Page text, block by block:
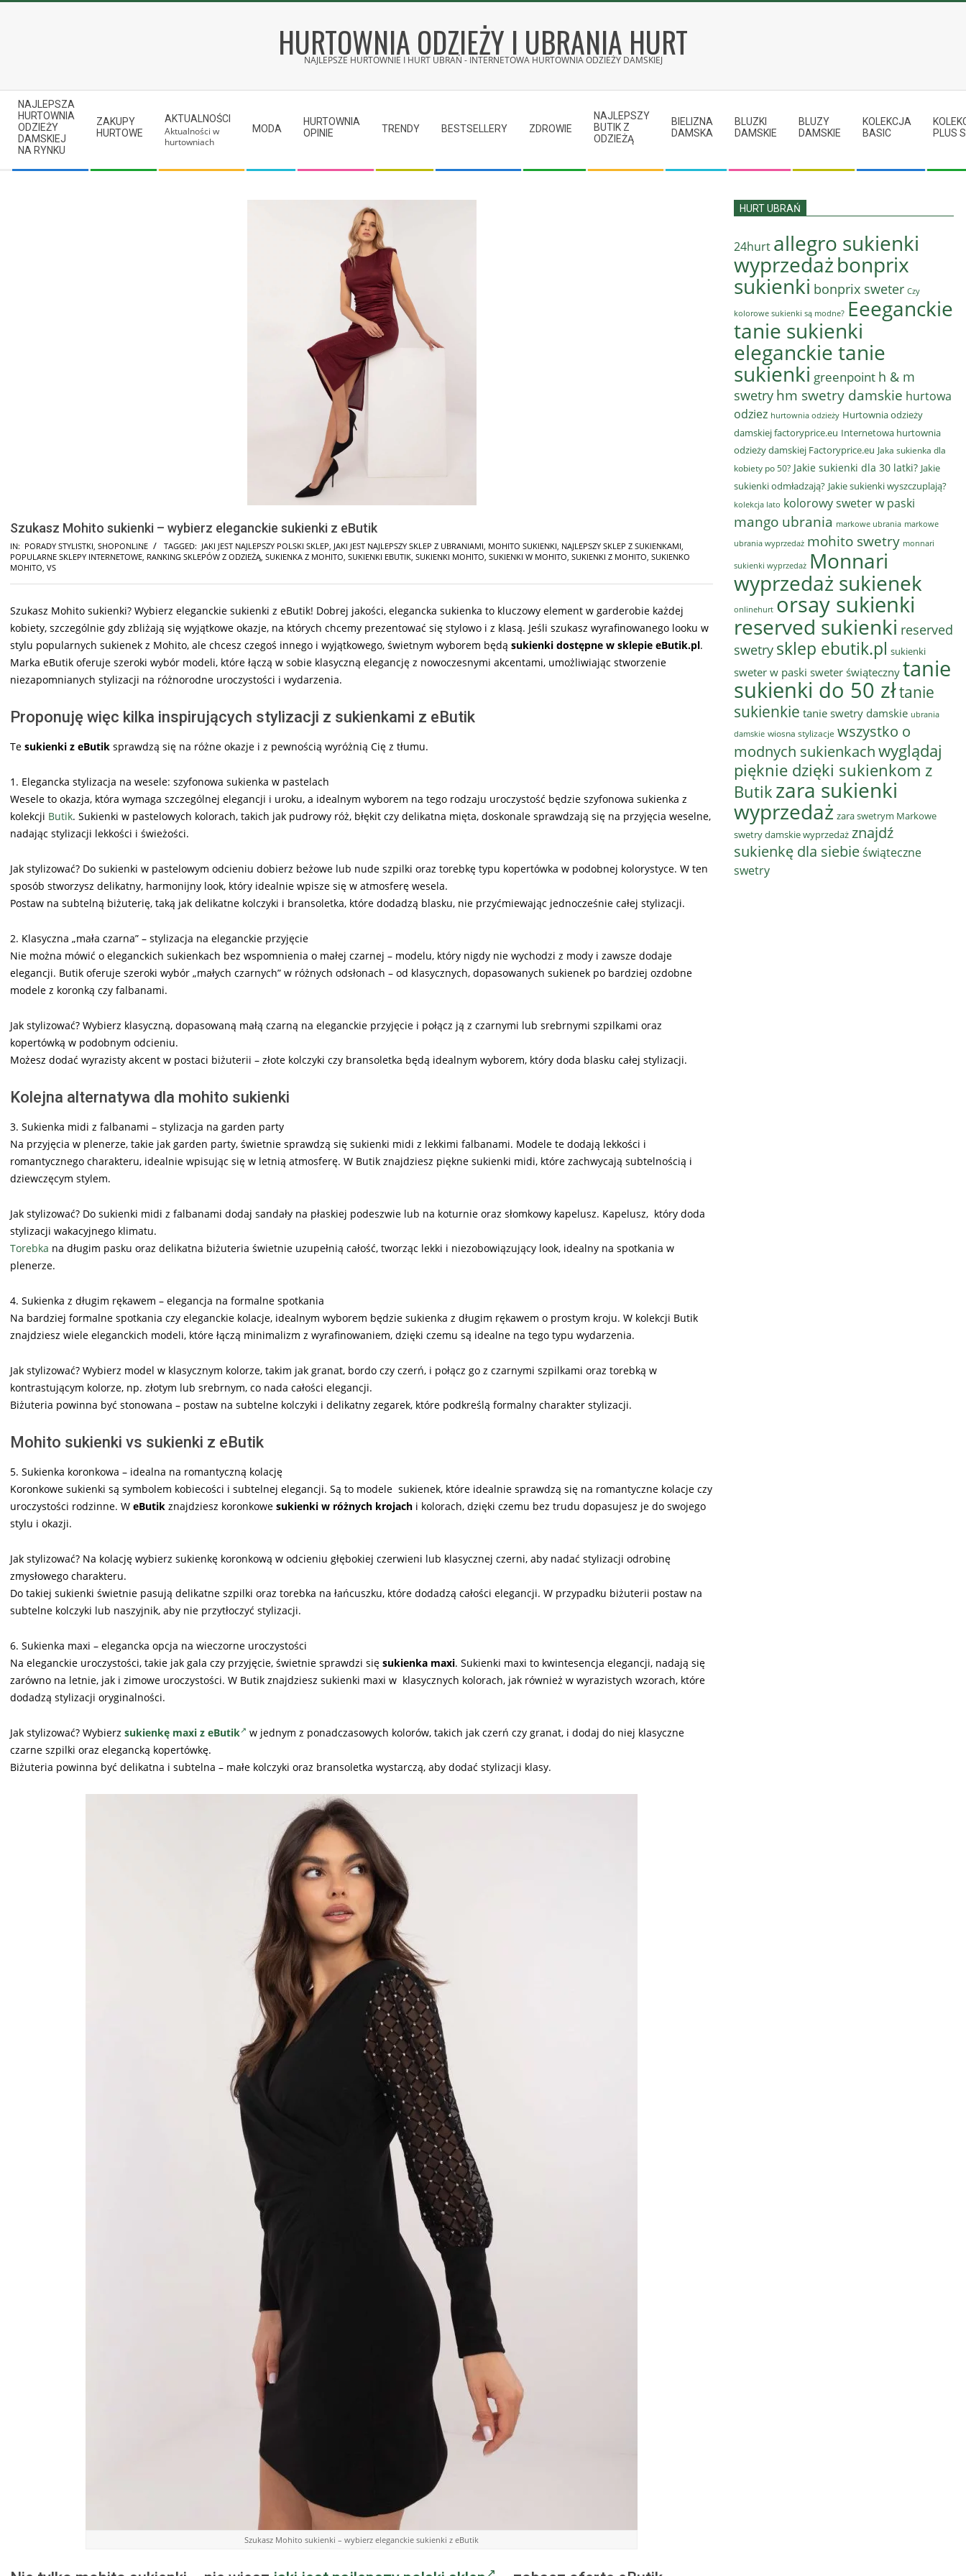
HURTOWNIA ODZIEŻY I UBRANIA HURT
NAJLEPSZE HURTOWNIE I HURT UBRAŃ - INTERNETOWA HURTOWNIA ODZIEŻY DAMSKIEJ
Secondary
Navigation
Menu
NAJLEPSZA
HURTOWNIA
ODZIEŻY
DAMSKIEJ
NA RYNKU
ZAKUPY
HURTOWE
AKTUALNOŚCI
Aktualności w
hurtowniach
MODA
HURTOWNIA
OPINIE
TRENDY BESTSELLERY ZDROWIE
NAJLEPSZY
BUTIK Z
ODZIEŻĄ
BIELIZNA
DAMSKA
BLUZKI
DAMSKIE
BLUZY
DAMSKIE
KOLEKCJA
BASIC
PLUS
Szukasz Mohito sukienki – wybierz eleganckie sukienki z eButik
IN: PORADY STYLISTKI, SHOPONLINE TAGGED: JAKI JEST NAJLEPSZY POLSKI SKLEP, JAKI JEST NAJLEPSZY SKLEP Z UBRANIAMI, MOHITO SUKIENKI, NAJLEPSZY SKLEP Z SUKIENKAMI,
POPULARNE SKLEPY INTERNETOWE, RANKING SKLEPÓW Z ODZIEŻĄ, SUKIENKA Z MOHITO, SUKIENKI EBUTIK, SUKIENKI MOHITO, SUKIENKI W MOHITO, SUKIENKI Z MOHITO, SUKIENKO
MOHITO, VS
Szukasz Mohito sukienki? Wybierz eleganckie sukienki z eButik! Dobrej jakości, elegancka sukienka to kluczowy element w garderobie każdej
kobiety, szczególnie gdy zbliżają się wyjątkowe okazje, na których chcemy prezentować się stylowo i z klasą. Jeśli szukasz wyrafinowanego looku w
stylu popularnych sukienek z Mohito, ale chcesz czegoś innego i wyjątkowego, świetnym wyborem będą sukienki dostępne w sklepie eButik.pl.
Marka eButik oferuje szeroki wybór modeli, które łączą w sobie klasyczną elegancję z nowoczesnymi akcentami, umożliwiając stworzenie
niezapomnianych stylizacji na różnorodne uroczystości i wydarzenia.
Proponuję więc kilka inspirujących stylizacji z sukienkami z eButik
Te sukienki z eButik sprawdzą się na różne okazje i z pewnością wyróżnią Cię z tłumu.
1. Elegancka stylizacja na wesele: szyfonowa sukienka w pastelach
Wesele to okazja, która wymaga szczególnej elegancji i uroku, a idealnym wyborem na tego rodzaju uroczystość będzie szyfonowa sukienka z
kolekcji Butik. Sukienki w pastelowych kolorach, takich jak pudrowy róż, błękit czy delikatna mięta, doskonale sprawdzają się na przyjęcia weselne,
nadając stylizacji lekkości i świeżości.
Jak stylizować? Do sukienki w pastelowym odcieniu dobierz beżowe lub nude szpilki oraz torebkę typu kopertówka w podobnej kolorystyce. W ten
sposób stworzysz delikatny, harmonijny look, który idealnie wpisze się w atmosferę wesela.
Postaw na subtelną biżuterię, taką jak delikatne kolczyki i bransoletka, które dodadzą blasku, nie przyćmiewając jednocześnie całej stylizacji.
2. Klasyczna „mała czarna” – stylizacja na eleganckie przyjęcie
Nie można mówić o eleganckich sukienkach bez wspomnienia o małej czarnej – modelu, który nigdy nie wychodzi z mody i zawsze dodaje
elegancji. Butik oferuje szeroki wybór „małych czarnych” w różnych odsłonach – od klasycznych, dopasowanych sukienek po bardziej ozdobne
modele z koronką czy falbanami.
Jak stylizować? Wybierz klasyczną, dopasowaną małą czarną na eleganckie przyjęcie i połącz ją z czarnymi lub srebrnymi szpilkami oraz
kopertówką w podobnym odcieniu.
Możesz dodać wyrazisty akcent w postaci biżuterii – złote kolczyki czy bransoletka będą idealnym wyborem, który doda blasku całej stylizacji.
Kolejna alternatywa dla mohito sukienki
3. Sukienka midi z falbanami – stylizacja na garden party
Na przyjęcia w plenerze, takie jak garden party, świetnie sprawdzą się sukienki midi z lekkimi falbanami. Modele te dodają lekkości i
romantycznego charakteru, idealnie wpisując się w letnią atmosferę. W Butik znajdziesz piękne sukienki midi, które zachwycają subtelnością i
dziewczęcym stylem.
Jak stylizować? Do sukienki midi z falbanami dodaj sandały na płaskiej podeszwie lub na koturnie oraz słomkowy kapelusz. Kapelusz, który doda
stylizacji wakacyjnego klimatu.
Torebka na długim pasku oraz delikatna biżuteria świetnie uzupełnią całość, tworząc lekki i niezobowiązujący look, idealny na spotkania w
plenerze.
4. Sukienka z długim rękawem – elegancja na formalne spotkania
Na bardziej formalne spotkania czy eleganckie kolacje, idealnym wyborem będzie sukienka z długim rękawem o prostym kroju. W kolekcji Butik
znajdziesz wiele eleganckich modeli, które łączą minimalizm z wyrafinowaniem, dzięki czemu są idealne na tego typu wydarzenia.
Jak stylizować? Wybierz model w klasycznym kolorze, takim jak granat, bordo czy czerń, i połącz go z czarnymi szpilkami oraz torebką w
kontrastującym kolorze, np. złotym lub srebrnym, co nada całości elegancji.
Biżuteria powinna być stonowana – postaw na subtelne kolczyki i delikatny zegarek, które podkreślą formalny charakter stylizacji.
Mohito sukienki vs sukienki z eButik
5. Sukienka koronkowa – idealna na romantyczną kolację
Koronkowe sukienki są symbolem kobiecości i subtelnej elegancji. Są to modele sukienek, które idealnie sprawdzą się na romantyczne kolacje czy
uroczystości rodzinne. W eButik znajdziesz koronkowe sukienki w różnych krojach i kolorach, dzięki czemu bez trudu dopasujesz je do swojego
stylu i okazji.
Jak stylizować? Na kolację wybierz sukienkę koronkową w odcieniu głębokiej czerwieni lub klasycznej czerni, aby nadać stylizacji odrobinę
zmysłowego charakteru.
Do takiej sukienki świetnie pasują delikatne szpilki oraz torebka na łańcuszku, które dodadzą całości elegancji. W przypadku biżuterii postaw na
subtelne kolczyki lub naszyjnik, aby nie przytłoczyć stylizacji.
6. Sukienka maxi – elegancka opcja na wieczorne uroczystości
Na eleganckie uroczystości, takie jak gala czy przyjęcie, świetnie sprawdzi się sukienka maxi. Sukienki maxi to kwintesencja elegancji, nadają się
zarówno na letnie, jak i zimowe uroczystości. W Butik znajdziesz sukienki maxi w klasycznych kolorach, jak również w wyrazistych wzorach, które
dodadzą stylizacji oryginalności.
Jak stylizować? Wybierz sukienkę maxi z eButik
w jednym z ponadczasowych kolorów, takich jak czerń czy granat, i dodaj do niej klasyczne
czarne szpilki oraz elegancką kopertówkę.
Biżuteria powinna być delikatna i subtelna – małe kolczyki oraz bransoletka wystarczą, aby dodać stylizacji klasy.
Szukasz Mohito sukienki – wybierz eleganckie sukienki z eButik
HURT UBRAŃ
24hurt allegro sukienki
wyprzedażbonprix
sukienki bonprix sweter Czy
kolorowe sukienki są modne? Eeeganckie
tanie sukienki
eleganckie tanie
sukienki greenpoint h & m
swetry hm swetry damskie hurtowa
odziez hurtownia odzieży Hurtownia odzieży
damskiej factoryprice.eu Internetowa hurtownia
odzieży damskiej Factoryprice.eu Jaka sukienka dla
kobiety po 50? Jakie sukienki dla 30 latki? Jakie
sukienki odmładzają? Jakie sukienki wyszczuplają?
kolekcja lato kolorowy sweter w paski
mango ubrania markowe ubrania markowe
ubrania wyprzedaż mohito swetry monnari
sukienki wyprzedaż Monnari
wyprzedaż sukienek
onlinehurt orsay sukienki
reserved sukienki reserved
swetry sklep ebutik.pl sukienki
sweter w paski sweter świątecznytanie
sukienki do 50 złtanie
sukienkie tanie swetry damskie ubrania
damskie wiosna stylizacje wszystko o
modnych sukienkachwyglądaj
pięknie dzięki sukienkom z
Butik zara sukienki
wyprzedaż zara swetrym Markowe
swetry damskie wyprzedaż znajdź
sukienkę dla siebieświąteczne
swetry